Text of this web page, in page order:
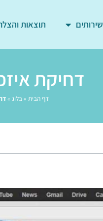
שירותים תוצאות
דחיקת
דף הבית »בלוג »